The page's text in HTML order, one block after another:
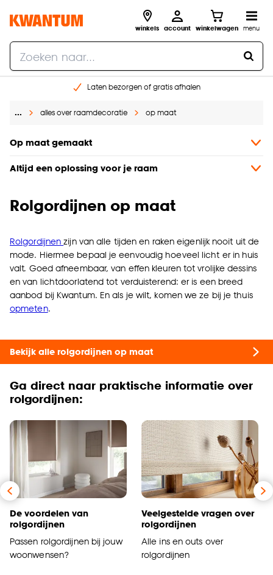
winkels account winkelwagen menu
Laten bezorgen of gratis afhalen
Gratis raam advies en opmeten aan huis
… alles over raamdecoratie op maat
Op maat gemaakt
Altijd een oplossing voor je raam
Rolgordijnen op maat
Rolgordijnenzijn van alle tijden en raken eigenlijk nooit uit de
mode. Hiermee bepaal je eenvoudig hoeveel licht er in huis
valt. Goed afneembaar, van effen kleuren tot vrolijke dessins
en van lichtdoorlatend tot verduisterend: er is een breed
aanbod bij Kwantum. En als je wilt, komen we ze bij je thuis
opmeten.
Bekijk alle rolgordijnen op maat
Ga direct naar praktische informatie over
rolgordijnen:
De voordelen van
rolgordijnen
Passen rolgordijnen bij jouw
woonwensen?
Veelgestelde vragen over
rolgordijnen
Alle ins en outs over
rolgordijnen